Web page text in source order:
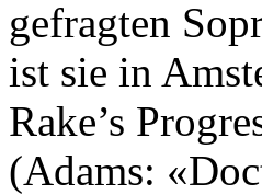
gefragten
ist sie in
Rake’s
(Adams: